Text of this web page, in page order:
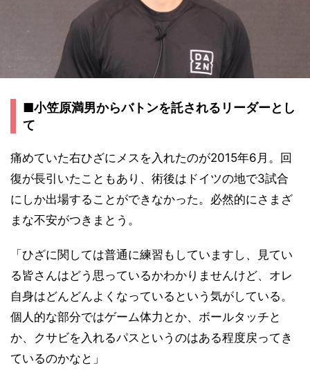
■小笠原満男からバトンを託されるリーダーとし
て
痛めていた右ひざにメスを入れたのが2015年6月。回
復が長引いたこともあり、術後はドイツの地で3試合
にしか出場することができなかった。必然的にさまざ
まな不安がつきまとう。
「ひざに関しては普通に練習もしていますし、見てい
る皆さんはどう思っているかわかりませんけど、オレ
自身はどんどんよくなっているという気がしている。
個人的な部分ではゲーム体力とか、ボールタッチと
か、クサビを入れるパスというのはある程度戻ってき
ているのかなと」